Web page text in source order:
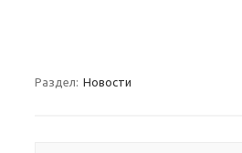
Раздел: Новости